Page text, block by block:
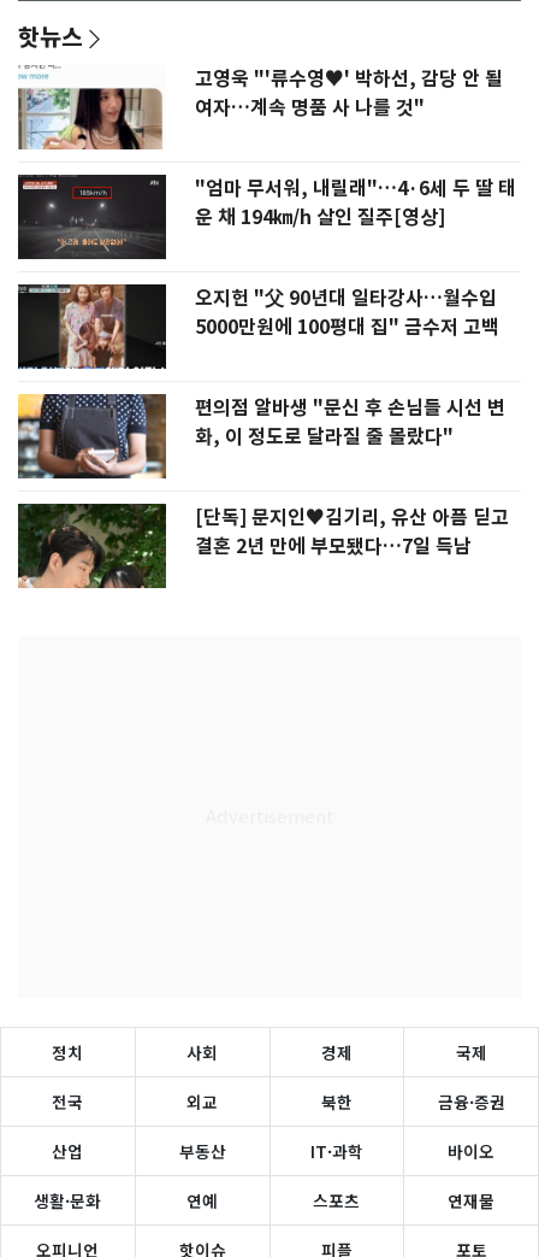
핫뉴스
고영욱 "'류수영♥' 박하선, 감당 안 될
여자…계속 명품 사 나를 것"
"엄마 무서워, 내릴래"…4·6세 두 딸 태
운 채 194㎞/h 살인 질주[영상]
오지헌 "父 90년대 일타강사…월수입
5000만원에 100평대 집" 금수저 고백
편의점 알바생 "문신 후 손님들 시선 변
화, 이 정도로 달라질 줄 몰랐다"
[단독] 문지인♥김기리, 유산 아픔 딛고
결혼 2년 만에 부모됐다…7일 득남
정치 사회 경제 국제
전국 외교 북한 금융·증권
산업 부동산 IT·과학 바이오
생활·문화 연예 스포츠 연재물
오피니언 핫이슈 피플 포토